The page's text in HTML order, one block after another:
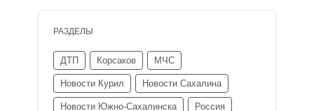
РАЗДЕЛЫ
ДТП Корсаков МЧС
Новости Курил Новости Сахалина
Новости Южно-Сахалинска Россия